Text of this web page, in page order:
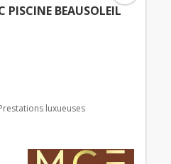
PISCINE BEAUSOLEIL
luxueuses